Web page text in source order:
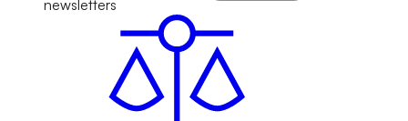
newsletters